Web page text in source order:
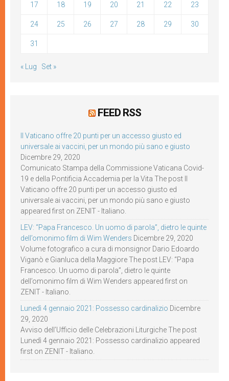
17 18 19 20 21 22 23
24 25 26 27 28 29 30
31
« Lug Set »
FEED RSS
Il Vaticano offre 20 punti per un accesso giusto ed
universale ai vaccini, per un mondo più sano e giusto
Dicembre 29, 2020
Comunicato Stampa della Commissione Vaticana Covid-
19 e della Pontificia Accademia per la Vita The post Il
Vaticano offre 20 punti per un accesso giusto ed
universale ai vaccini, per un mondo più sano e giusto
appeared first on ZENIT - Italiano.
LEV: “Papa Francesco. Un uomo di parola”, dietro le quinte
dell’omonimo film di Wim Wenders Dicembre 29, 2020
Volume fotografico a cura di monsignor Dario Edoardo
Viganò e Gianluca della Maggiore The post LEV: “Papa
Francesco. Un uomo di parola”, dietro le quinte
dell’omonimo film di Wim Wenders appeared first on
ZENIT - Italiano.
Lunedì 4 gennaio 2021: Possesso cardinalizio Dicembre
29, 2020
Avviso dell’Ufficio delle Celebrazioni Liturgiche The post
Lunedì 4 gennaio 2021: Possesso cardinalizio appeared
first on ZENIT - Italiano.